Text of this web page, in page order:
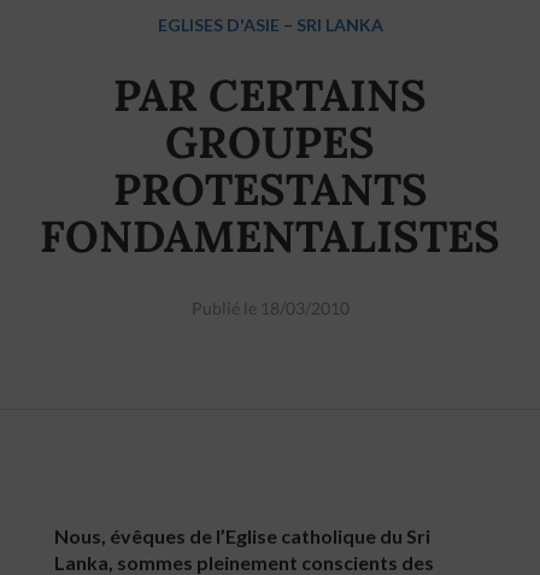
EGLISES D'ASIE – SRI LANKA
PAR CERTAINS
GROUPES
PROTESTANTS
FONDAMENTALISTES
Publié le 18/03/2010
Nous, évêques de l’Eglise catholique du Sri
Lanka, sommes pleinement conscients des